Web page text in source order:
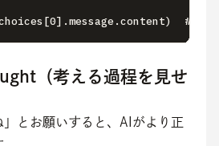
#
（考える過程を見せ
」とお願いすると、AIがより正